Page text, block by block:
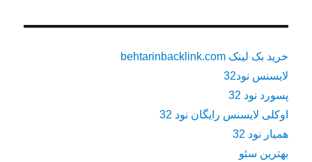
خرید بک لینک behtarinbacklink.com
لایسنس نود32
پسورد نود 32
اوکلی لایسنس رایگان نود 32
همیار نود 32
بهترین سئو